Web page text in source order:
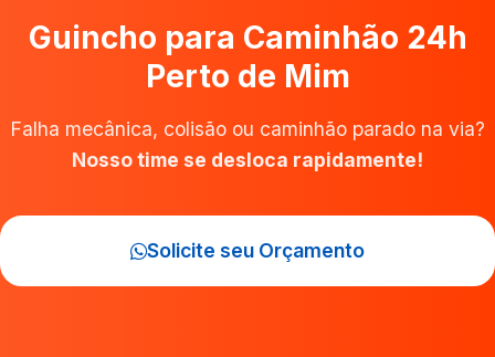
Guincho para Caminhão 24h
Perto de Mim
Falha mecânica, colisão ou caminhão parado na via?
Nosso time se desloca rapidamente!
Solicite seu Orçamento